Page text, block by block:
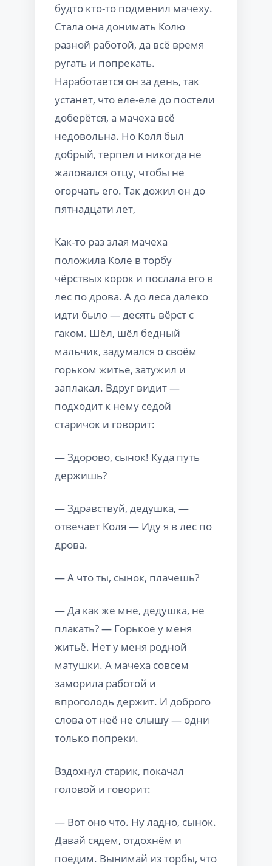
будто кто-то подменил мачеху.
Стала она донимать Колю
разной работой, да всё время
ругать и попрекать.
Наработается он за день, так
устанет, что еле-еле до постели
доберётся, а мачеха всё
недовольна. Но Коля был
добрый, терпел и никогда не
жаловался отцу, чтобы не
огорчать его. Так дожил он до
пятнадцати лет,
Как-то раз злая мачеха
положила Коле в торбу
чёрствых корок и послала его в
лес по дрова. А до леса далеко
идти было — десять вёрст с
гаком. Шёл, шёл бедный
мальчик, задумался о своём
горьком житье, затужил и
заплакал. Вдруг видит —
подходит к нему седой
старичок и говорит:
— Здорово, сынок! Куда путь
держишь?
— Здравствуй, дедушка, —
отвечает Коля — Иду я в лес по
дрова.
— А что ты, сынок, плачешь?
— Да как же мне, дедушка, не
плакать? — Горькое у меня
житьё. Нет у меня родной
матушки. А мачеха совсем
заморила работой и
впроголодь держит. И доброго
слова от неё не слышу — одни
только попреки.
Вздохнул старик, покачал
головой и говорит:
— Вот оно что. Ну ладно, сынок.
Давай сядем, отдохнём и
поедим. Вынимай из торбы, что